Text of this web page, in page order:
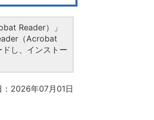
Reader）」
（Acrobat
し、インストー
：2026年07月01日